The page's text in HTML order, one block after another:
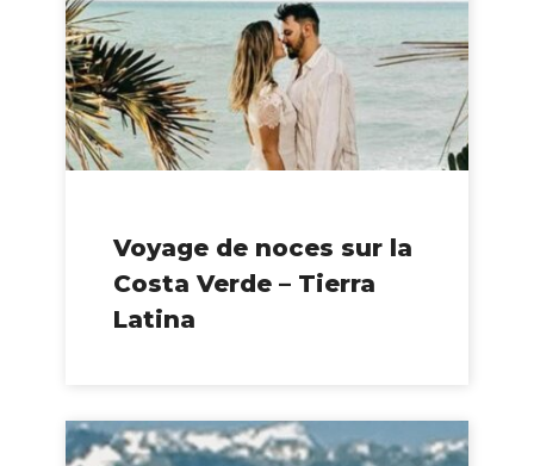
Voyage de noces sur la
Costa Verde – Tierra
Latina